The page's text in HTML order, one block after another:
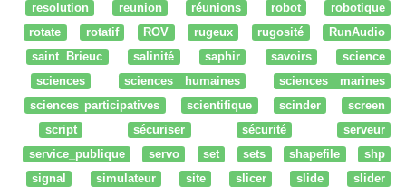
resolution
reunion réunions robot
robotique
rotate
rotatif ROV rugeux rugosité
RunAudio
saint Brieuc
salinité saphir savoirs
science
sciences
sciences humaines
sciences marines
sciences participatives
scientifique scinder
screen
script
sécuriser sécurité
serveur
service_publique
servo set sets shapefile
shp
signal
simulateur site slicer slide
slider